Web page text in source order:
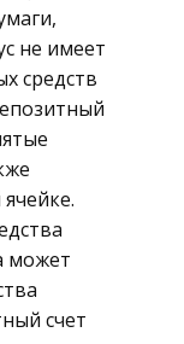
не имеет
средств
может
счет